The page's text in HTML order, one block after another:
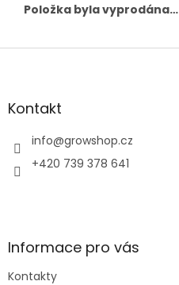
Položka byla vyprodána…
Z
aKontakt
info@growshop.cz
+420 739 378 641
Informace pro vás
Kontakty